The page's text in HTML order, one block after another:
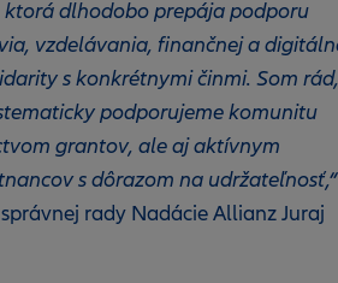
ktorá dlhodobo prepája podporu
vzdelávania, finančnej a
s konkrétnymi činmi. Som rád,
podporujeme komunitu
grantov, ale aj aktívnym
s dôrazom na udržateľnosť,“
rady Nadácie Allianz Juraj